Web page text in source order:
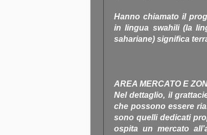
Hanno chiamato il
in lingua swahili (la
sahariane) significa
AREA MERCATO E
Nel dettaglio, il
che possono essere
sono quelli dedicati
ospita un mercato